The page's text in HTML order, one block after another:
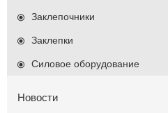
Заклепочники
Заклепки
Силовое оборудование
Новости